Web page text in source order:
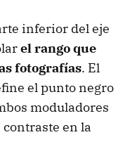
inferior del eje
el rango que
fotografías. El
el punto negro
moduladores
en la